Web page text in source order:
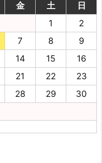
金 土
日
1
2
7 8
9
14 15
16
21 22
23
28 29
30